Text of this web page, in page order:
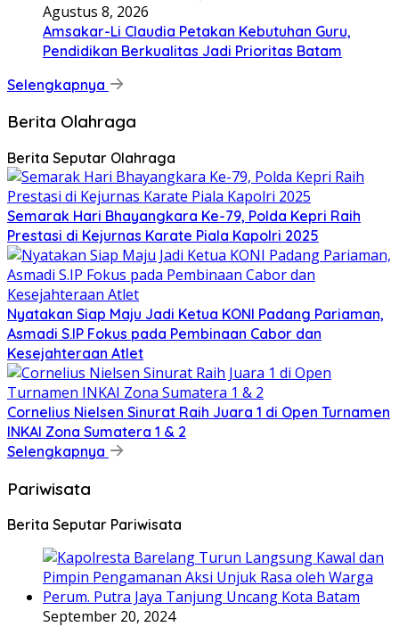
Agustus 8, 2026
Amsakar-Li Claudia Petakan Kebutuhan Guru,
Pendidikan Berkualitas Jadi Prioritas Batam
Selengkapnya
Berita Olahraga
Berita Seputar Olahraga
Semarak Hari Bhayangkara Ke-79, Polda Kepri Raih
Prestasi di Kejurnas Karate Piala Kapolri 2025
Nyatakan Siap Maju Jadi Ketua KONI Padang Pariaman,
Asmadi S.IP Fokus pada Pembinaan Cabor dan
Kesejahteraan Atlet
Cornelius Nielsen Sinurat Raih Juara 1 di Open Turnamen
INKAI Zona Sumatera 1 & 2
Selengkapnya
Pariwisata
Berita Seputar Pariwisata
September 20, 2024